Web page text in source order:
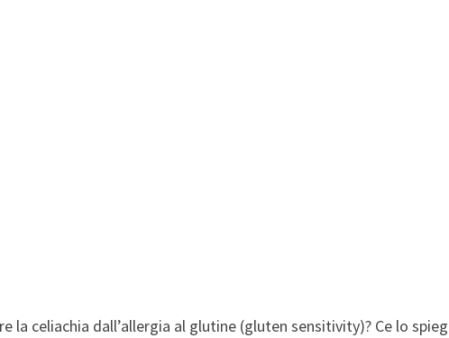
la celiachia dall’allergia al glutine (gluten sensitivity)? Ce lo